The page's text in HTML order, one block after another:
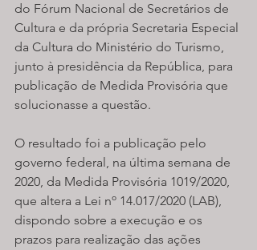
do Fórum Nacional de Secretários de
Cultura e da própria Secretaria Especial
da Cultura do Ministério do Turismo,
junto à presidência da República, para
publicação de Medida Provisória que
solucionasse a questão.
O resultado foi a publicação pelo
governo federal, na última semana de
2020, da Medida Provisória 1019/2020,
que altera a Lei nº 14.017/2020 (LAB),
dispondo sobre a execução e os
prazos para realização das ações